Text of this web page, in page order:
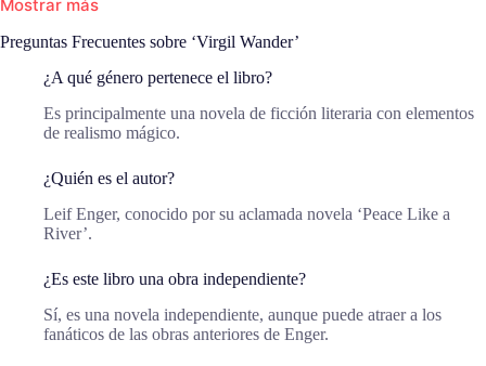
Mostrar más
Preguntas Frecuentes sobre ‘Virgil Wander’
¿A qué género pertenece el libro?
Es principalmente una novela de ficción literaria con elementos
de realismo mágico.
¿Quién es el autor?
Leif Enger, conocido por su aclamada novela ‘Peace Like a
River’.
¿Es este libro una obra independiente?
Sí, es una novela independiente, aunque puede atraer a los
fanáticos de las obras anteriores de Enger.